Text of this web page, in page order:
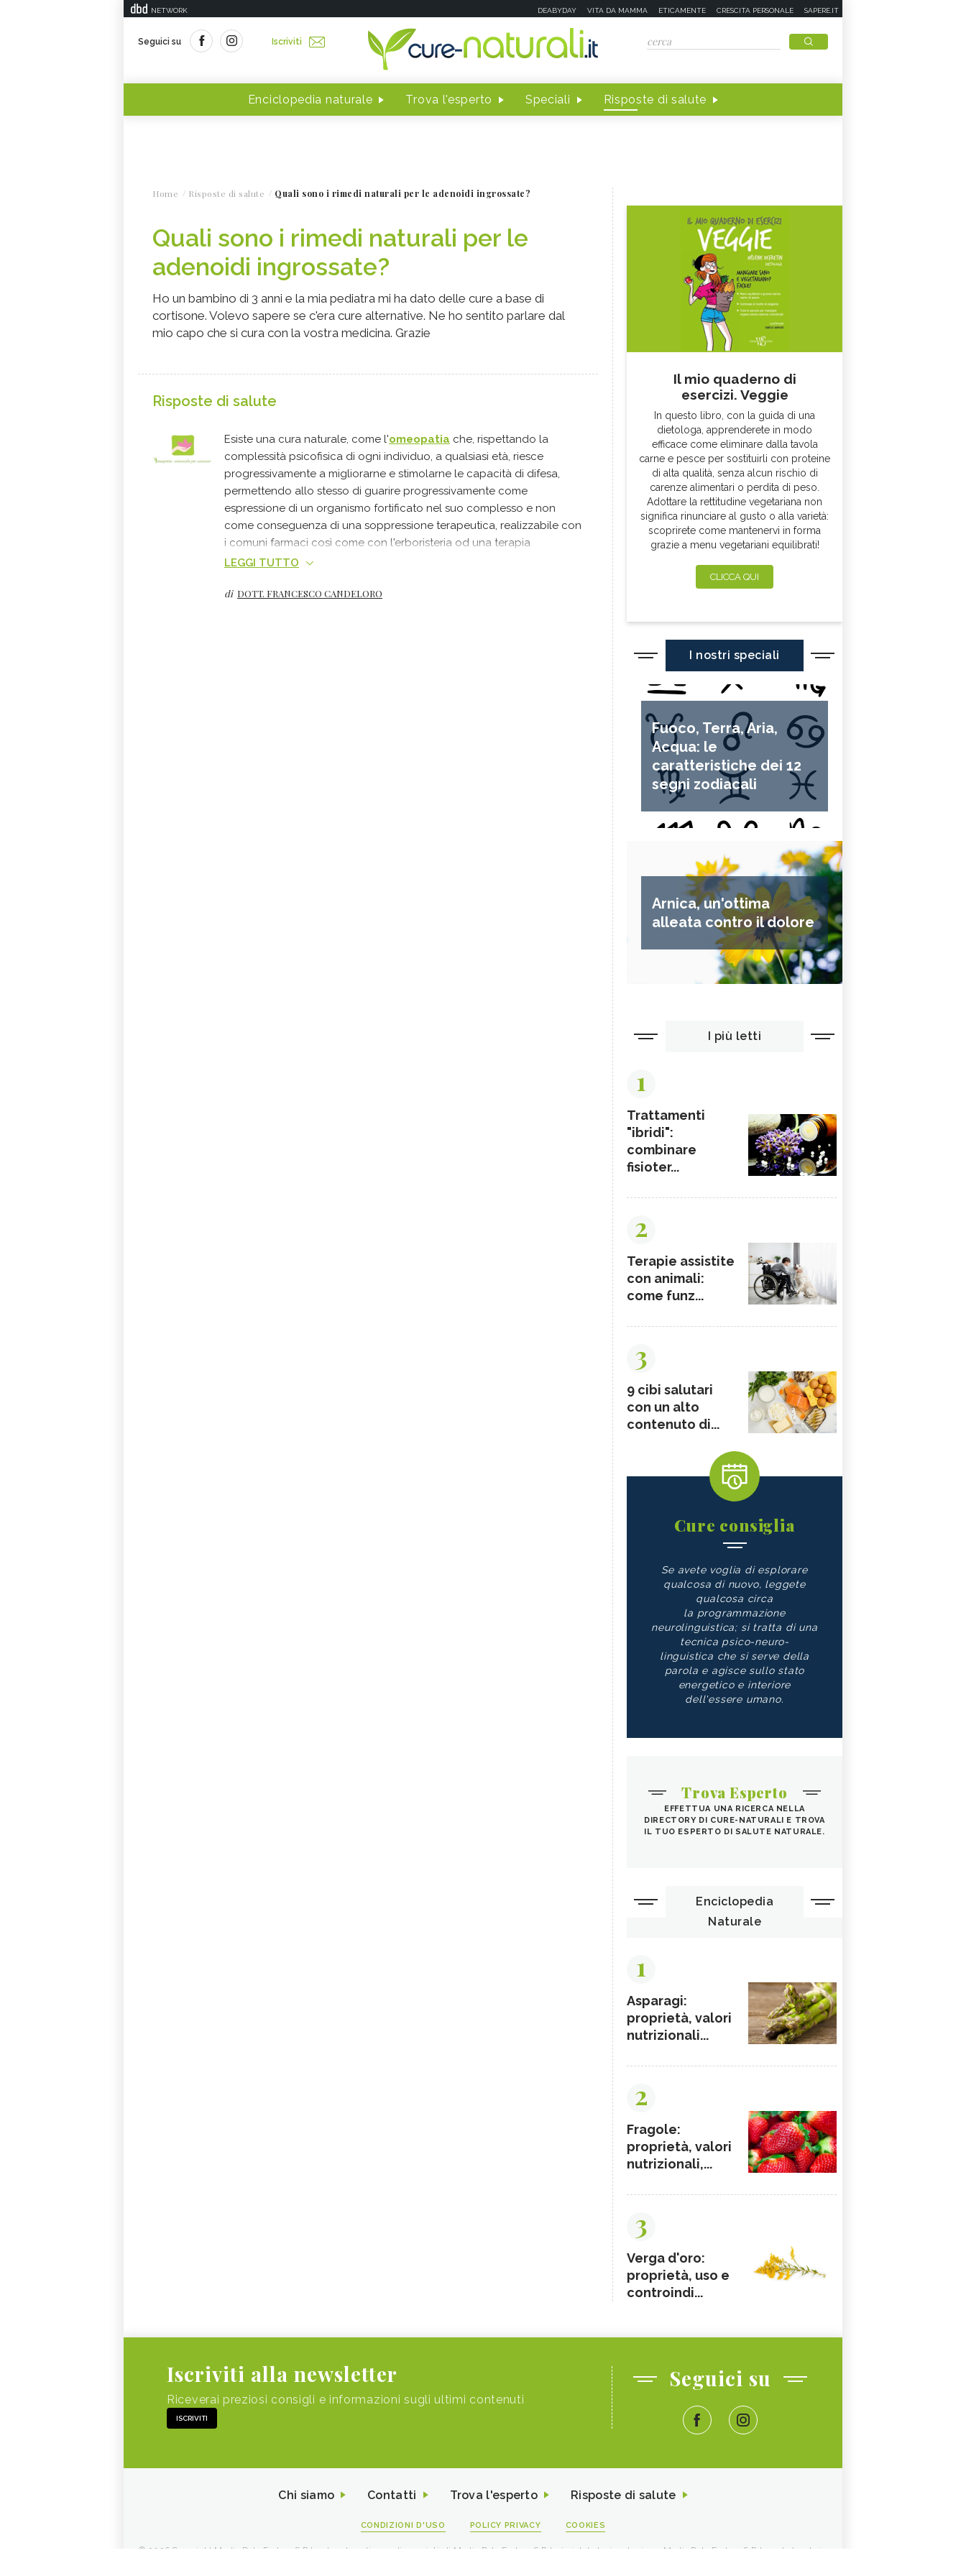
NETWORK DEABYDAY VITA DA MAMMA ETICAMENTE CRESCITA PERSONALE SAPERE.IT
Seguici su Iscriviti
Enciclopedia naturale Trova l'esperto Speciali Risposte di salute
Home Risposte di salute Quali sono i rimedi naturali per le adenoidi ingrossate?
Quali sono i rimedi naturali per le
adenoidi ingrossate?
Ho un bambino di 3 anni e la mia pediatra mi ha dato delle cure a base di
cortisone. Volevo sapere se c'era cure alternative. Ne ho sentito parlare dal
mio capo che si cura con la vostra medicina. Grazie
Risposte di salute
Esiste una cura naturale, come l'omeopatia che, rispettando la
complessità psicofisica di ogni individuo, a qualsiasi età, riesce
progressivamente a migliorarne e stimolarne le capacità di difesa,
permettendo allo stesso di guarire progressivamente come
espressione di un organismo fortificato nel suo complesso e non
come conseguenza di una soppressione terapeutica, realizzabile con
i comuni farmaci così come con l'erboristeria od una terapia
omeopatica mal fatta, che finiscono per indebolire l'organismo e ne
LEGGI TUTTO
di DOTT. FRANCESCO CANDELORO
Il mio quaderno di
esercizi. Veggie
In questo libro, con la guida di una
dietologa, apprenderete in modo
efficace come eliminare dalla tavola
carne e pesce per sostituirli con proteine
di alta qualità, senza alcun rischio di
carenze alimentari o perdita di peso.
Adottare la rettitudine vegetariana non
significa rinunciare al gusto o alla varietà:
scoprirete come mantenervi in forma
grazie a menu vegetariani equilibrati!
CLICCA QUI
I nostri speciali
Fuoco, Terra, Aria,
Acqua: le
caratteristiche dei 12
segni zodiacali
Arnica, un'ottima
alleata contro il dolore
I più letti
1
Trattamenti
"ibridi":
combinare
fisioter...
2
Terapie assistite
con animali:
come funz...
3
9 cibi salutari
con un alto
contenuto di...
Cure consiglia
Se avete voglia di esplorare
qualcosa di nuovo, leggete
qualcosa circa
la programmazione
neurolinguistica; si tratta di una
tecnica psico-neuro-
linguistica che si serve della
parola e agisce sullo stato
energetico e interiore
dell'essere umano.
Trova Esperto
EFFETTUA UNA RICERCA NELLA
DIRECTORY DI CURE-NATURALI E TROVA
IL TUO ESPERTO DI SALUTE NATURALE.
Enciclopedia
Naturale
1
Asparagi:
proprietà, valori
nutrizionali...
2
Fragole:
proprietà, valori
nutrizionali,...
3
Verga d'oro:
proprietà, uso e
controindi...
Iscriviti alla newsletter
Riceverai preziosi consigli e informazioni sugli ultimi contenuti
ISCRIVITI
Seguici su
Chi siamo Contatti Trova l'esperto Risposte di salute
CONDIZIONI D'USO POLICY PRIVACY COOKIES
© 2026 Copyright Media Data Factory S.R.L. - I contenuti sono di proprietà di Media Data Factory S.R.L, è vietata la riproduzione. Media Data Factory S.R.L. sede legale in